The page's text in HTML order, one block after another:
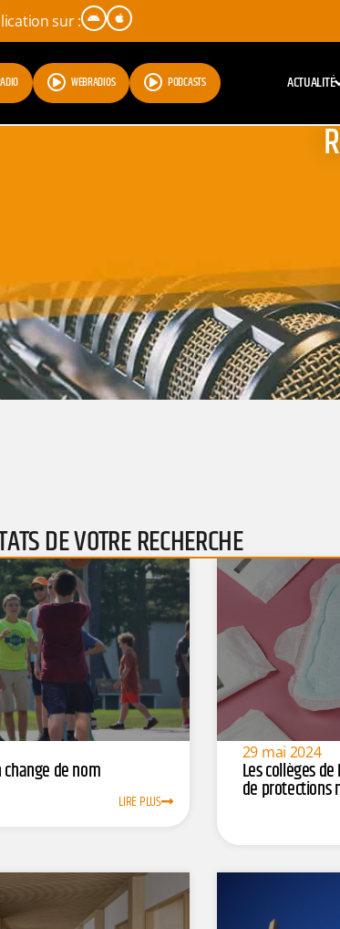
sur :
WEBRADIOS PODCASTS ACTUALITÉ
DE VOTRE RECHERCHE
change de nom
LIRE PLUS
29 mai 2024
Les collèges
de protections